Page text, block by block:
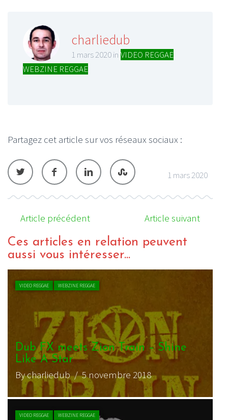
charliedub
1 mars 2020 in VIDEO REGGAE
WEBZINE REGGAE
Partagez cet article sur vos réseaux sociaux :
1 mars 2020
Article précédent Article suivant
Ces articles en relation peuvent
aussi vous intéresser...
VIDEO REGGAE WEBZINE REGGAE
Dub FX meets Zion Train – Shine
Like A Star
By charliedub/ 5 novembre 2018
VIDEO REGGAE WEBZINE REGGAE